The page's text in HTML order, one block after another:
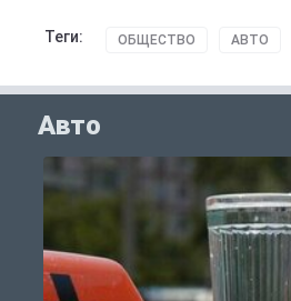
Теги: ОБЩЕСТВО АВТО
Авто